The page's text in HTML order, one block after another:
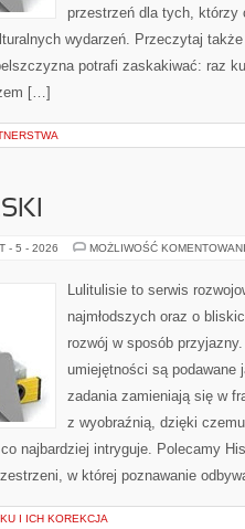
przestrzeń dla tych, którzy
wydarzeń. Przeczytaj
potrafi zaskakiwać: raz
[…]
- 5 - 2026 MOŻLIWOŚĆ
Lulitulisie to serwis
najmłodszych oraz o
rozwój w sposób
umiejętności są podawane
zadania zamieniają się w
z wyobraźnią, dzięki
najbardziej intryguje. Polecamy
w której poznawanie
I ICH KOREKCJA